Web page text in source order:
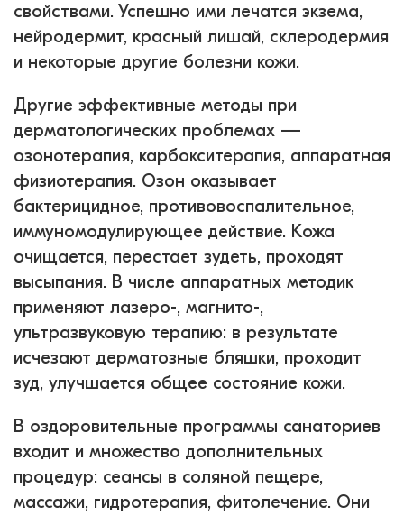
свойствами. Успешно ими лечатся экзема,
нейродермит, красный лишай, склеродермия
и некоторые другие болезни кожи.
Другие эффективные методы при
дерматологических проблемах —
озонотерапия, карбокситерапия, аппаратная
физиотерапия. Озон оказывает
бактерицидное, противовоспалительное,
иммуномодулирующее действие. Кожа
очищается, перестает зудеть, проходят
высыпания. В числе аппаратных методик
применяют лазеро-, магнито-,
ультразвуковую терапию: в результате
исчезают дерматозные бляшки, проходит
зуд, улучшается общее состояние кожи.
В оздоровительные программы санаториев
входит и множество дополнительных
процедур: сеансы в соляной пещере,
массажи, гидротерапия, фитолечение. Они